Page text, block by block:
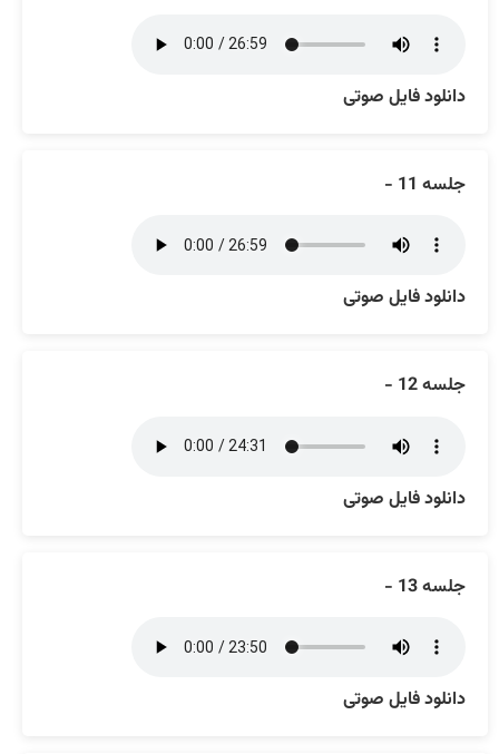
دانلود فایل صوتی
جلسه 11 -
دانلود فایل صوتی
جلسه 12 -
دانلود فایل صوتی
جلسه 13 -
دانلود فایل صوتی